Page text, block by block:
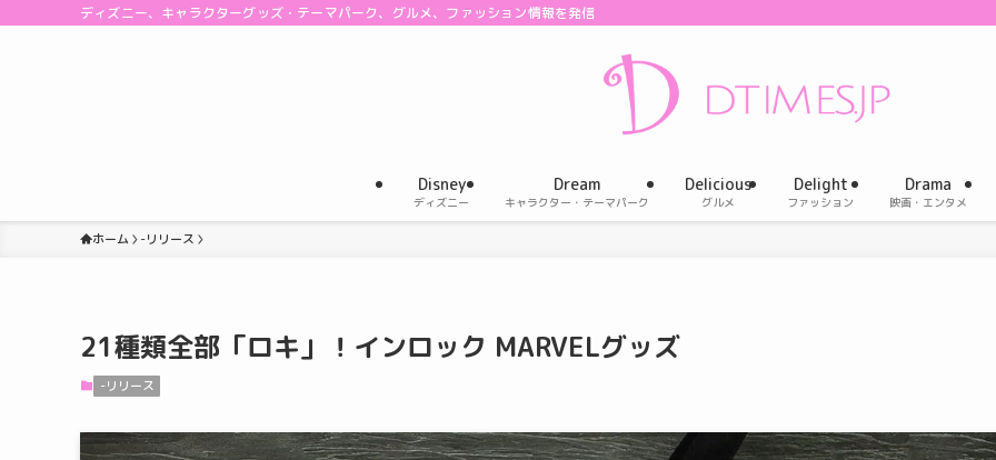
ディズニー、キャラクターグッズ・テーマパーク、グルメ、ファッション情報を発信
Disney
ディズニー
Dream
キャラクター・テーマパーク
Delicious
グルメ
Delight
ファッション
Drama
映画・エンタメ
ホーム -リリース
21種類全部「ロキ」！インロック MARVELグッズ
-リリース